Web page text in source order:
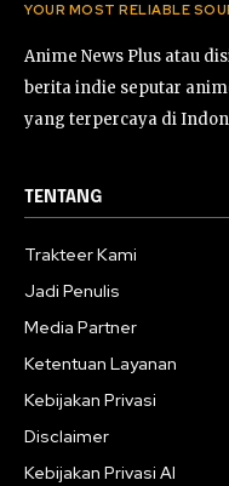
YOUR MOST RELIABLE
Anime News Plus atau
berita indie seputar
yang terpercaya di
TENTANG
Trakteer Kami
Jadi Penulis
Media Partner
Ketentuan Layanan
Kebijakan Privasi
Disclaimer
Kebijakan Privasi AI